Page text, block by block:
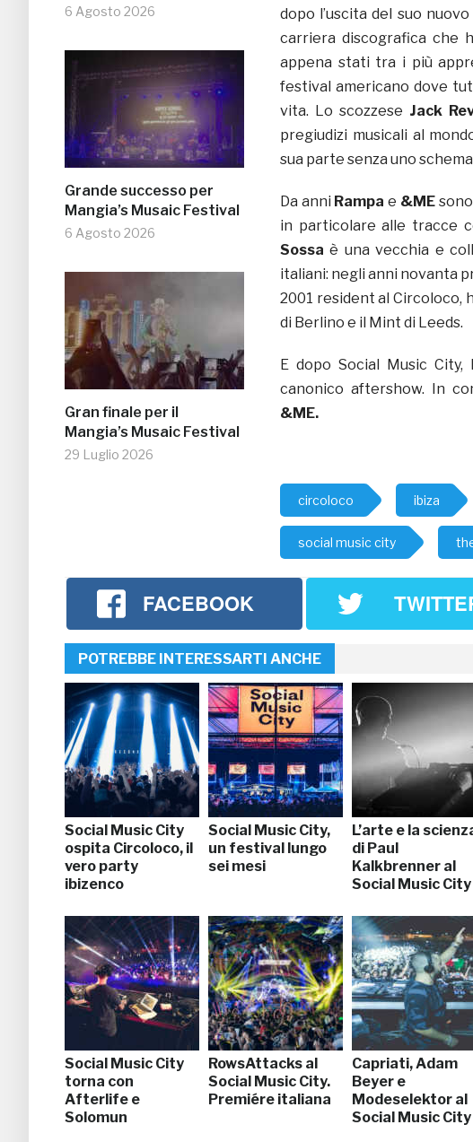
6 Agosto 2026
Grande successo per
Mangia’s Musaic Festival
6 Agosto 2026
Gran finale per il
Mangia’s Musaic Festival
29 Luglio 2026
dopo l’uscita del suo
carriera discografica che
appena stati tra i più
festival americano dove
vita. Lo scozzese Jack
pregiudizi musicali al
sua parte senza uno
Da anni Rampae &MEsono
in particolare alle tracce
Sossaè una vecchia e
italiani: negli anni novanta
2001 resident al Circoloco,
di Berlino e il Mint di Leeds.
E dopo Social Music City,
canonico aftershow. In
&ME.
circoloco ibiza
social music city
FACEBOOK
POTREBBE INTERESSARTI ANCHE
Social Music City
ospita Circoloco, il
vero party
ibizenco
Social Music City,
un festival lungo
sei mesi
L’arte e la
di Paul
Kalkbrenner al
Social Music City
Social Music City
torna con
Afterlife e
Solomun
RowsAttacks al
Social Music City.
Premiére italiana
Capriati, Adam
Beyer e
Modeselektor al
Social Music City